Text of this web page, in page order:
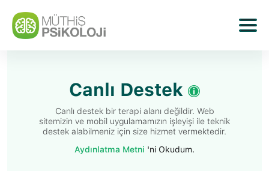
Canlı Destek
Canlı destek bir terapi alanı değildir. Web
sitemizin ve mobil uygulamamızın işleyişi ile teknik
destek alabilmeniz için size hizmet vermektedir.
Aydınlatma Metni 'ni Okudum.